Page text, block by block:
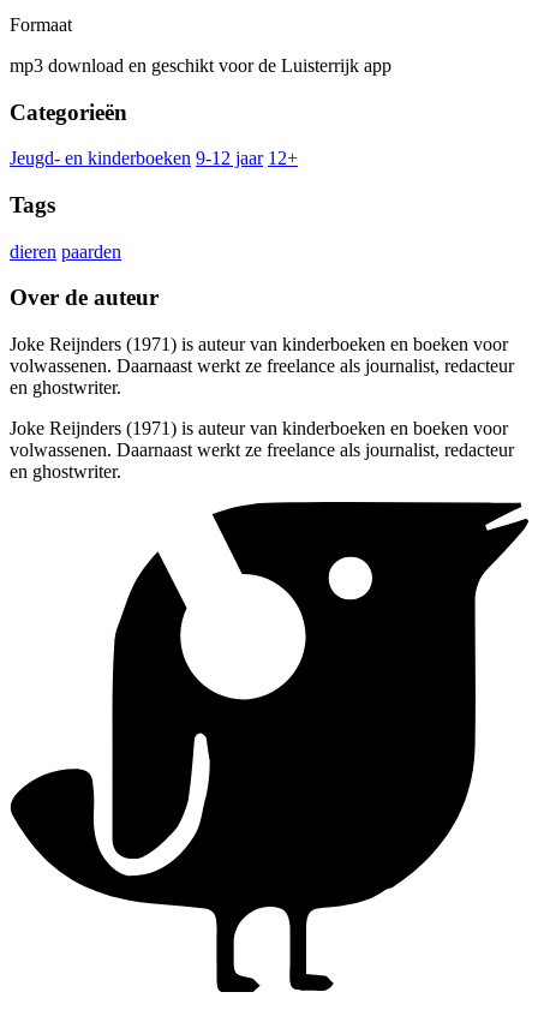
Formaat
mp3 download en geschikt voor de Luisterrijk app
Categorieën
Jeugd- en kinderboeken 9-12 jaar 12+
Tags
dieren paarden
Over de auteur
Joke Reijnders (1971) is auteur van kinderboeken en boeken voor
volwassenen. Daarnaast werkt ze freelance als journalist, redacteur
en ghostwriter.
Joke Reijnders (1971) is auteur van kinderboeken en boeken voor
volwassenen. Daarnaast werkt ze freelance als journalist, redacteur
en ghostwriter.